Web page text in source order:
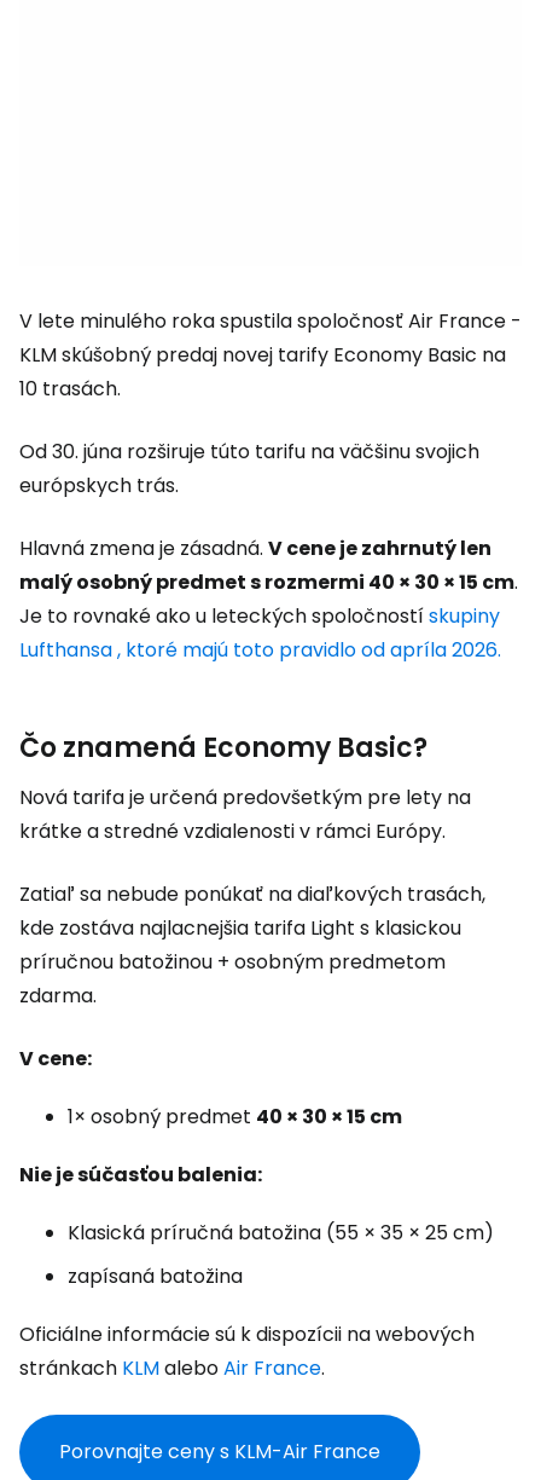
V lete minulého roka spustila spoločnosť Air France -
KLM skúšobný predaj novej tarify Economy Basic na
10 trasách.
Od 30. júna rozširuje túto tarifu na väčšinu svojich
európskych trás.
Hlavná zmena je zásadná. V cene je zahrnutý len
malý osobný predmet s rozmermi 40 × 30 × 15 cm.
Je to rovnaké ako u leteckých spoločnostískupiny
Lufthansa, ktoré majú toto pravidlo od apríla 2026.
Čo znamená Economy Basic?
Nová tarifa je určená predovšetkým pre lety na
krátke a stredné vzdialenosti v rámci Európy.
Zatiaľ sa nebude ponúkať na diaľkových trasách,
kde zostáva najlacnejšia tarifa Light s klasickou
príručnou batožinou + osobným predmetom
zdarma.
V cene:
1× osobný predmet 40 × 30 × 15 cm
Nie je súčasťou balenia:
Klasická príručná batožina (55 × 35 × 25 cm)
zapísaná batožina
Oficiálne informácie sú k dispozícii na webových
stránkach KLMaleboAir France.
Porovnajte ceny s KLM-Air France